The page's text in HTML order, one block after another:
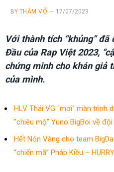
BY THẮM VÕ 17/07/2023
Với thành tích “khủng”
Đầu của Rap Việt 2023,
chứng minh cho khán giả
của mình.
HLV Thái VG "mơi" màn trình
"chiêu mộ" Yuno BigBoi về đội
Hết Nón Vàng cho team
“chiến mã” Pháp Kiều –